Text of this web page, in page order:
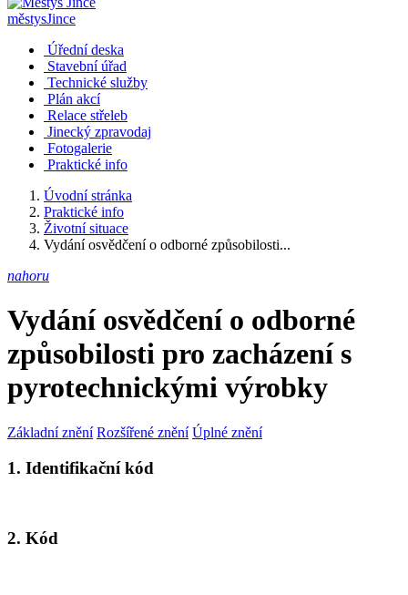
městysJince
Úřední deska
Stavební úřad
Technické služby
Plán akcí
Relace střeleb
Jinecký zpravodaj
Fotogalerie
Praktické info
Úvodní stránka
Praktické info
Životní situace
Vydání osvědčení o odborné způsobilosti...
nahoru
Vydání osvědčení o odborné
způsobilosti pro zacházení s
pyrotechnickými výrobky
Základní znění Rozšířené znění Úplné znění
1. Identifikační kód
2. Kód